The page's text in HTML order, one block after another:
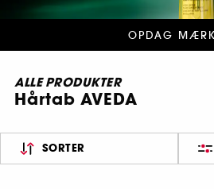
OPDAG
ALLE PRODUKTER
Hårtab AVEDA
SORTER